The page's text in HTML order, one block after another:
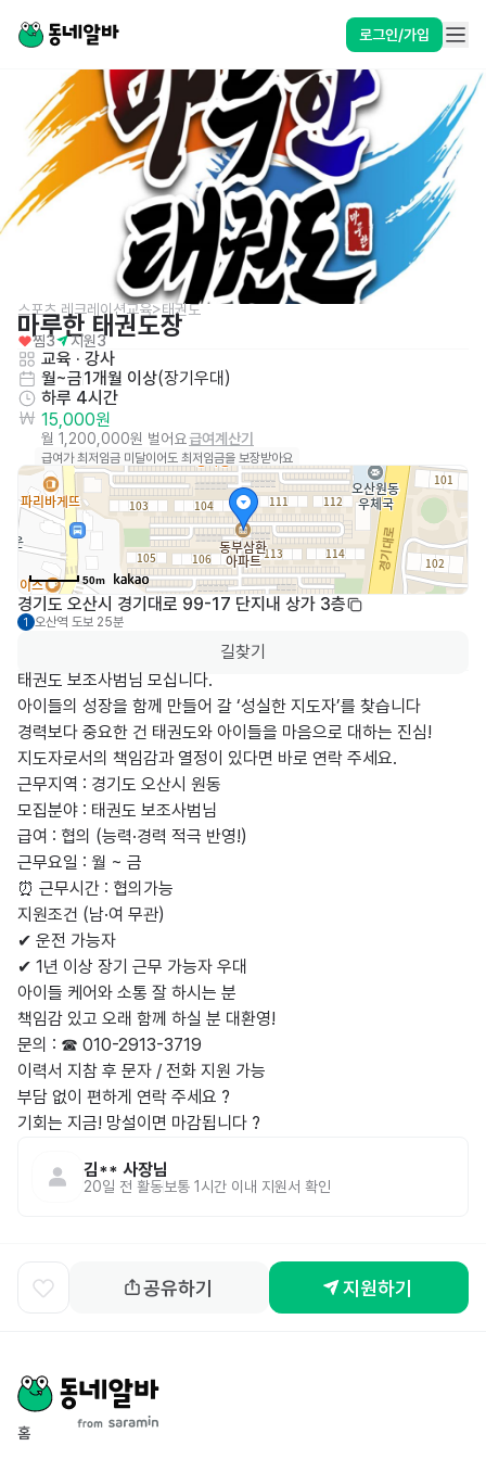
로그인/가입
스포츠,레크레이션교육>태권도
마루한 태권도장
찜3 지원3
교육 · 강사
월~금1개월 이상(장기우대 )
하루 4시간
15,000원
월 1,200,000원 벌어요급여계산기
급여가 최저임금 미달이어도 최저임금을 보장받아요
50m
경기도 오산시 경기대로 99-17 단지내 상가 3층
1 오산역 도보 25분
길찾기
태권도 보조사범님 모십니다.
아이들의 성장을 함께 만들어 갈 ‘성실한 지도자’를 찾습니다
경력보다 중요한 건 태권도와 아이들을 마음으로 대하는 진심!
지도자로서의 책임감과 열정이 있다면 바로 연락 주세요.
근무지역 : 경기도 오산시 원동
모집분야 : 태권도 보조사범님
급여 : 협의 (능력·경력 적극 반영!)
근무요일 : 월 ~ 금
⏰ 근무시간 : 협의가능
지원조건 (남·여 무관)
✔ 운전 가능자
✔ 1년 이상 장기 근무 가능자 우대
아이들 케어와 소통 잘 하시는 분
책임감 있고 오래 함께 하실 분 대환영!
문의 : ☎ 010-2913-3719
이력서 지참 후 문자 / 전화 지원 가능
부담 없이 편하게 연락 주세요 ?
김** 사장님
20일 전 활동보통 1시간 이내 지원서 확인
공유하기 지원하기
홈